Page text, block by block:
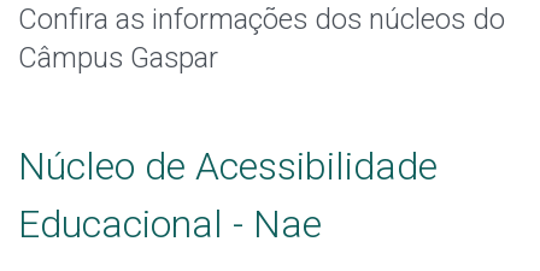
Núcleos
Parcerias
Registro de Egressos
Confira as informações dos núcleos do
Câmpus Gaspar
Núcleo de Acessibilidade
Educacional - Nae